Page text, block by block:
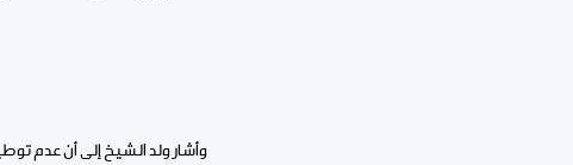
وأشار ولد الشيخ إلى أن عدم